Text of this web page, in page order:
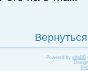
Powered by phpBB